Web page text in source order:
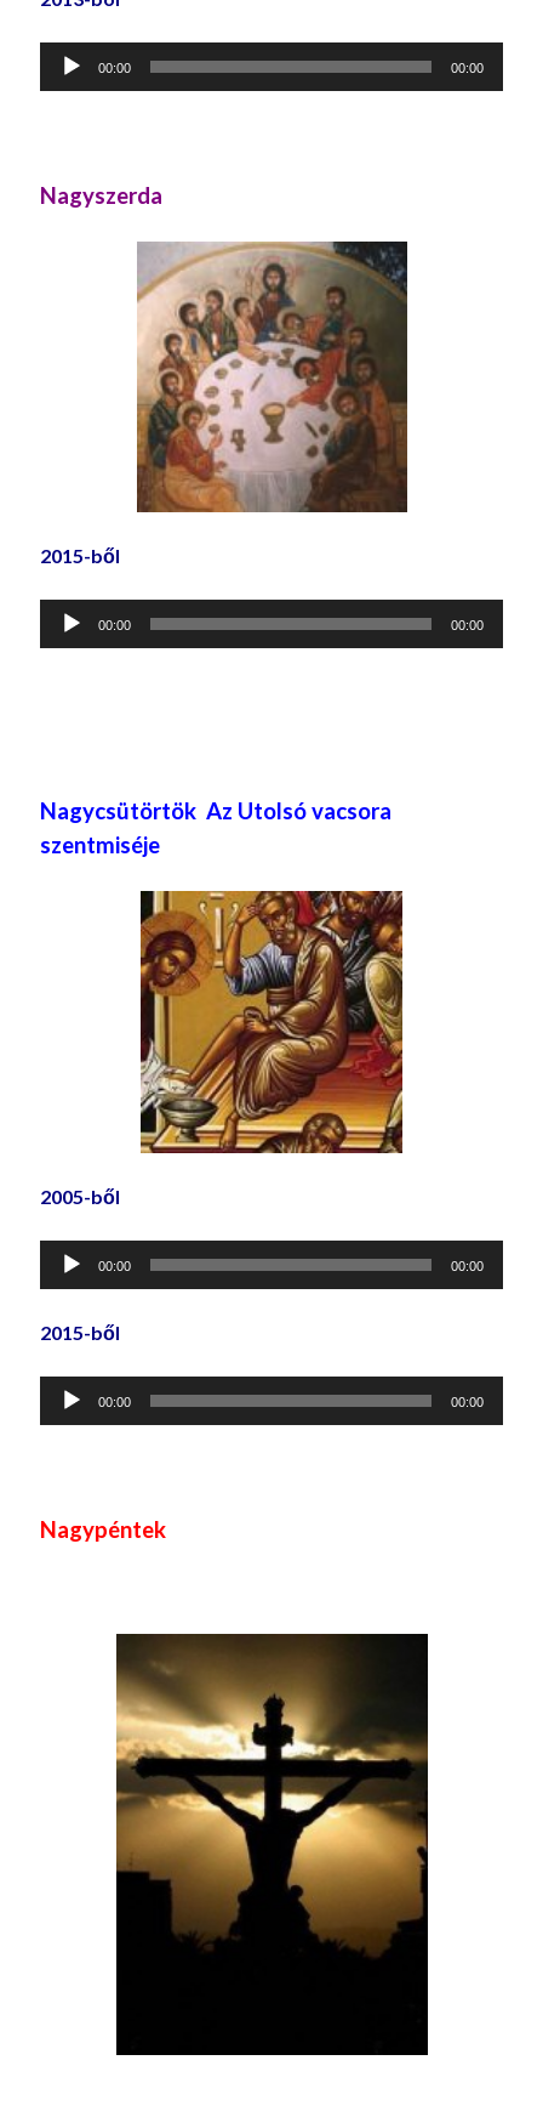
Audió
00:00 00:00
Nagyszerda
2015-ből
Audió
00:00 00:00
Nagycsütörtök Az Utolsó vacsora
szentmiséje
2005-ből
Audió
00:00 00:00
2015-ből
Audió
00:00 00:00
Nagypéntek